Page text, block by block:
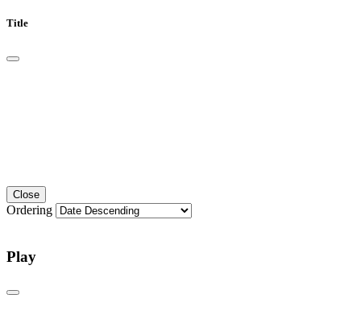
Title
Close
Ordering
Play